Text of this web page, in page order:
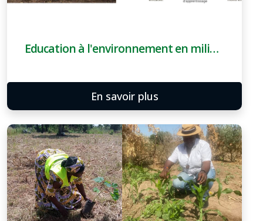
Education à l'environnement en milieu scolaire
En savoir plus